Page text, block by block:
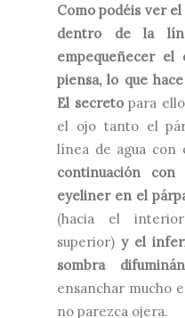
Como podéis ver
dentro de la
empequeñecer el
piensa, lo que
El secretopara
el ojo tanto el
línea de agua con
continuación
eyeliner en el
(hacia el
superior) y el
sombra
ensanchar mucho
no parezca ojera.